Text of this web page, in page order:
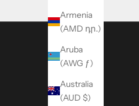
Armenia
(AMD դր.)
Aruba
(AWG ƒ)
Australia
(AUD $)